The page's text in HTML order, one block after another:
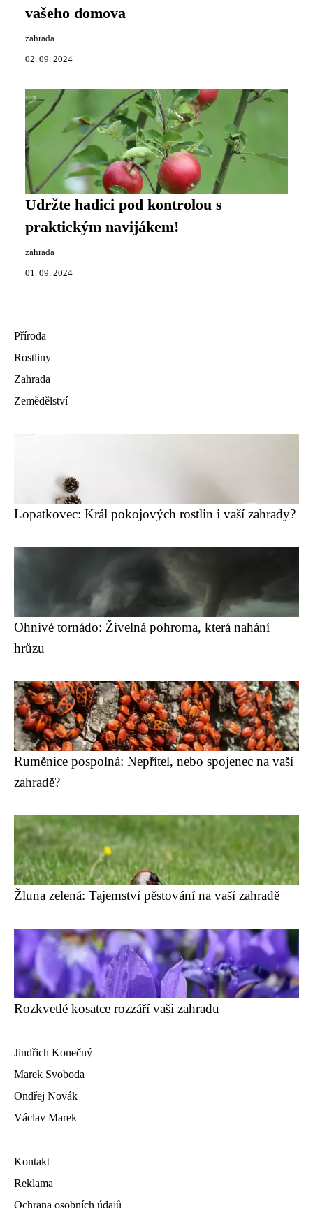
vašeho domova
zahrada
02. 09. 2024
Udržte hadici pod kontrolou s
praktickým navijákem!
zahrada
01. 09. 2024
Příroda
Rostliny
Zahrada
Zemědělství
Lopatkovec: Král pokojových rostlin i vaší zahrady?
Ohnivé tornádo: Živelná pohroma, která nahání
hrůzu
Ruměnice pospolná: Nepřítel, nebo spojenec na vaší
zahradě?
Žluna zelená: Tajemství pěstování na vaší zahradě
Rozkvetlé kosatce rozzáří vaši zahradu
Jindřich Konečný
Marek Svoboda
Ondřej Novák
Václav Marek
Kontakt
Reklama
Ochrana osobních údajů